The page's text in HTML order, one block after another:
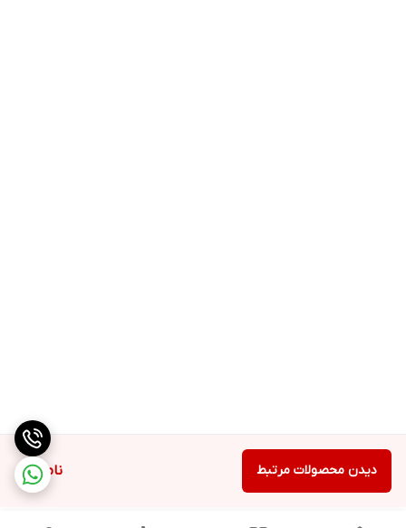
ناموجود دیدن محصولات مرتبط